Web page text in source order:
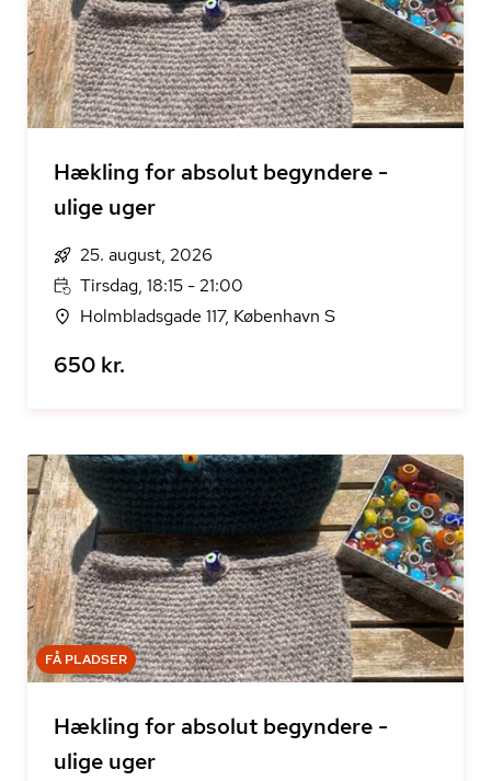
Hækling for absolut begyndere -
ulige uger
25. august, 2026
Tirsdag, 18:15 - 21:00
Holmbladsgade 117, København S
650 kr.
FÅ PLADSER
Hækling for absolut begyndere -
ulige uger